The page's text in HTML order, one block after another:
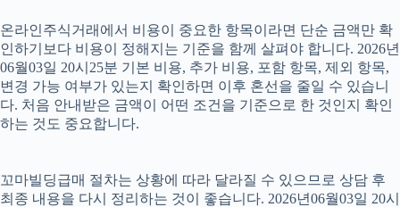
온라인주식거래에서 비용이 중요한 항목이라면 단순 금액만 확
인하기보다 비용이 정해지는 기준을 함께 살펴야 합니다. 2026년
06월03일 20시25분 기본 비용, 추가 비용, 포함 항목, 제외 항목,
변경 가능 여부가 있는지 확인하면 이후 혼선을 줄일 수 있습니
다. 처음 안내받은 금액이 어떤 조건을 기준으로 한 것인지 확인
하는 것도 중요합니다.
꼬마빌딩급매 절차는 상황에 따라 달라질 수 있으므로 상담 후
최종 내용을 다시 정리하는 것이 좋습니다. 2026년06월03일 20시